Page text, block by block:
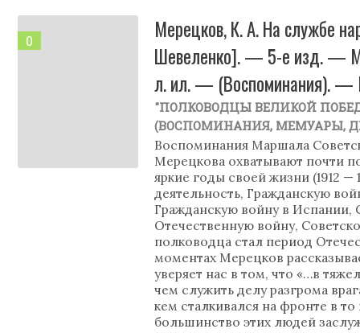
0
Мерецков, К. А. На службе
Шевеленко]. — 5-е изд. —
л. ил. — (Воспоминания). —
"ПОЛКОВОДЦЫ ВЕЛИКОЙ
(ВОСПОМИНАНИЯ, МЕМУАРЫ,
Воспоминания Маршала
Мерецкова охватывают почти
яркие годы своей жизни (1912
деятельность, Гражданскую
Гражданскую войну в
Отечественную войну,
полководца стал период
моментах Мерецков
уверяет нас в том, что «…в
чем служить делу разгрома
кем сталкивался на фронте в
большинство этих людей